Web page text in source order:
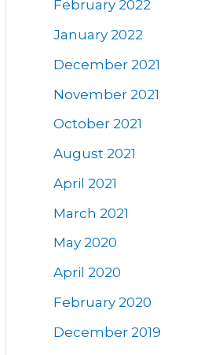
February 2022
January 2022
December 2021
November 2021
October 2021
August 2021
April 2021
March 2021
May 2020
April 2020
February 2020
December 2019